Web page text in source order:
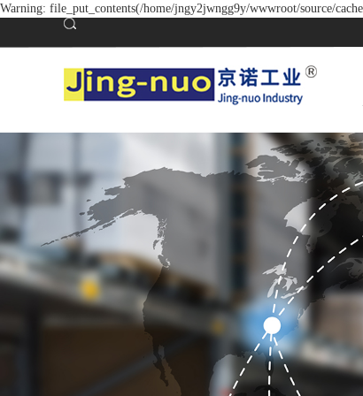
Warning: file_put_contents(/home/jngy2jwngg9y/wwwroot/source/